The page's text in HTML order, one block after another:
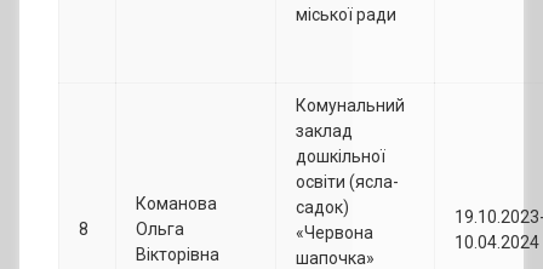
міської ради
8
Команова
Ольга
Вікторівна
Комунальний
заклад
дошкільної
освіти (ясла-
садок)
«Червона
шапочка»
10.04.2024